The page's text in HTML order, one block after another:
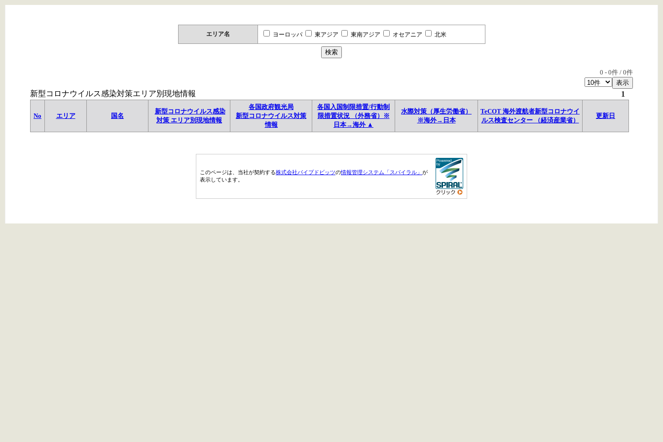
エリア名 ヨーロッパ 東アジア 東南アジア オセアニア 北米
0 - 0件 / 0件
新型コロナウイルス感染対策エリア別現地情報 1
No エリア 国名
新型コロナウイルス感染
対策 エリア別現地情報
各国政府観光局
新型コロナウイルス対策
情報
各国入国制限措置/行動制
限措置状況 （外務省）※
日本→海外 ▲
水際対策（厚生労働省）
※海外→日本
TeCOT 海外渡航者新型コロナウイ
ルス検査センター （経済産業省）
更新日
このページは、当社が契約する株式会社パイプドビッツの情報管理システム「スパイラル」 が
表示しています。